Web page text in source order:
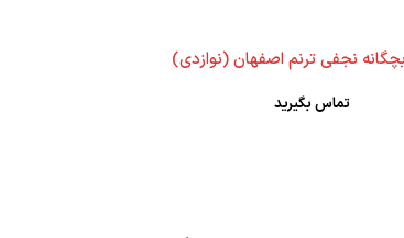
نجفی ترنم اصفهان (نوازدی)
تماس بگیرید